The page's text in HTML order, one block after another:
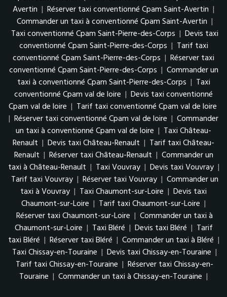
Avertin | Réserver taxi conventionné Cpam Saint-Avertin |
Commander un taxi à conventionné Cpam Saint-Avertin |
Taxi conventionné Cpam Saint-Pierre-des-Corps | Devis taxi
conventionné Cpam Saint-Pierre-des-Corps | Tarif taxi
conventionné Cpam Saint-Pierre-des-Corps | Réserver taxi
conventionné Cpam Saint-Pierre-des-Corps | Commander un
taxi à conventionné Cpam Saint-Pierre-des-Corps | Taxi
conventionné Cpam val de loire | Devis taxi conventionné
Cpam val de loire | Tarif taxi conventionné Cpam val de loire
| Réserver taxi conventionné Cpam val de loire | Commander
un taxi à conventionné Cpam val de loire | Taxi Château-
Renault | Devis taxi Château-Renault | Tarif taxi Château-
Renault | Réserver taxi Château-Renault | Commander un
taxi à Château-Renault | Taxi Vouvray | Devis taxi Vouvray |
Tarif taxi Vouvray | Réserver taxi Vouvray | Commander un
taxi à Vouvray | Taxi Chaumont-sur-Loire | Devis taxi
Chaumont-sur-Loire | Tarif taxi Chaumont-sur-Loire |
Réserver taxi Chaumont-sur-Loire | Commander un taxi à
Chaumont-sur-Loire | Taxi Bléré | Devis taxi Bléré | Tarif
taxi Bléré | Réserver taxi Bléré | Commander un taxi à Bléré |
Taxi Chissay-en-Touraine | Devis taxi Chissay-en-Touraine |
Tarif taxi Chissay-en-Touraine | Réserver taxi Chissay-en-
Touraine | Commander un taxi à Chissay-en-Touraine |